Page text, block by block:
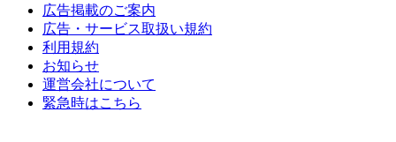
広告掲載のご案内
広告・サービス取扱い規約
利用規約
お知らせ
運営会社について
緊急時はこちら